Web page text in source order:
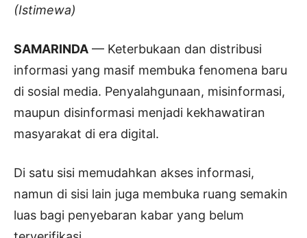
(Istimewa)
SAMARINDA — Keterbukaan dan distribusi
informasi yang masif membuka fenomena baru
di sosial media. Penyalahgunaan, misinformasi,
maupun disinformasi menjadi kekhawatiran
masyarakat di era digital.
Di satu sisi memudahkan akses informasi,
namun di sisi lain juga membuka ruang semakin
luas bagi penyebaran kabar yang belum